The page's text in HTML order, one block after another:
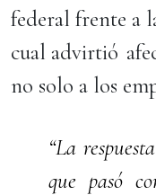
federal frente a
cual advirtió
no solo a los
“La
que pasó